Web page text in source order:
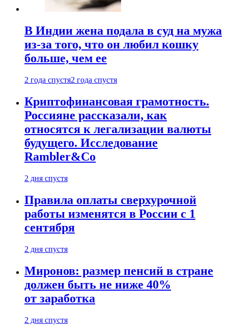
В Индии жена подала в суд на мужа
из-за того, что он любил кошку
больше, чем ее
2 года спустя2 года спустя
Криптофинансовая грамотность.
Россияне рассказали, как
относятся к легализации валюты
будущего. Исследование
Rambler&Co
2 дня спустя
Правила оплаты сверхурочной
работы изменятся в России с 1
сентября
2 дня спустя
Миронов: размер пенсий в стране
должен быть не ниже 40%
от заработка
2 дня спустя